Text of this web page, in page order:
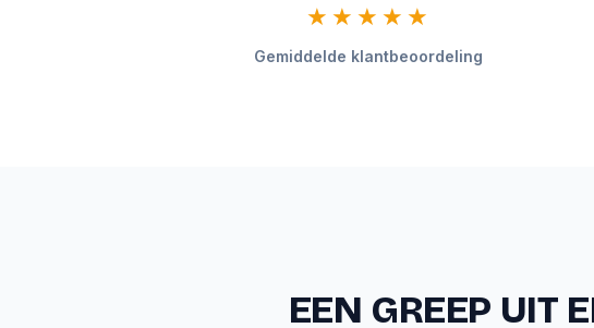
★★★★★
Gemiddelde klantbeoordeling
EEN GREEP UIT